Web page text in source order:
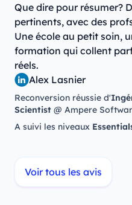
Alex Lasnier
Reconversion réussie d'
Scientist @ Ampere
A suivi les niveaux
Que dire pour résumer?
pertinents, avec des
Une école au petit soin,
formation qui collent
réels.
Voir tous les avis